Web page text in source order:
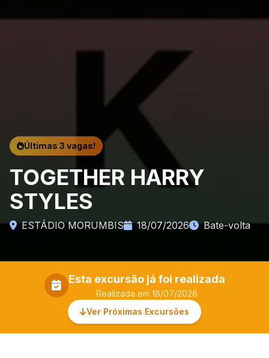
Últimas 3 vagas!
TOGETHER HARRY
STYLES
ESTÁDIO MORUMBIS 18/07/2026 Bate-volta
Esta excursão já foi realizada
Realizada em 18/07/2026
Ver Próximas Excursões